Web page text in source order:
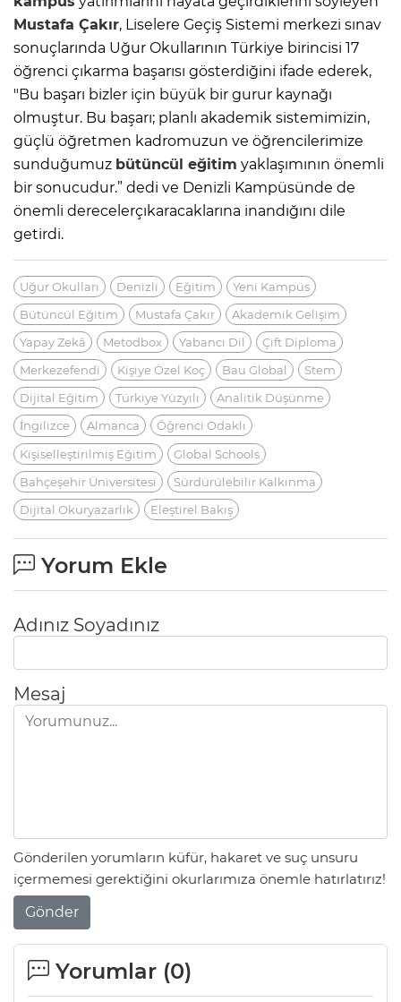
Mustafa Çakır, Liselere Geçiş Sistemi merkezi sınav
sonuçlarında Uğur Okullarının Türkiye birincisi 17
öğrenci çıkarma başarısı gösterdiğini ifade ederek,
"Bu başarı bizler için büyük bir gurur kaynağı
olmuştur. Bu başarı; planlı akademik sistemimizin,
güçlü öğretmen kadromuzun ve öğrencilerimize
sunduğumuz bütüncül eğitim yaklaşımının önemli
bir sonucudur.” dedi ve Denizli Kampüsünde de
önemli derecelerçıkaracaklarına inandığını dile
getirdi.
Uğur Okulları Denizli Eğitim
Yeni Kampüs
Bütüncül Eğitim
Mustafa Çakır
Akademik Gelişim
Yapay Zekâ
Metodbox Yabancı Dil
Çift Diploma
Merkezefendi
Kişiye Özel Koç Bau Global
Stem
Dijital Eğitim
Türkiye Yüzyılı
Analitik Düşünme
İngilizce
Almanca
Öğrenci Odaklı
Kişiselleştirilmiş Eğitim
Global Schools
Bahçeşehir Üniversitesi
Sürdürülebilir Kalkınma
Dijital Okuryazarlık
Eleştirel Bakış
Yorum Ekle
Adınız Soyadınız
Mesaj
Gönderilen yorumların küfür, hakaret ve suç unsuru
içermemesi gerektiğini okurlarımıza önemle hatırlatırız!
Gönder
Yorumlar (0)